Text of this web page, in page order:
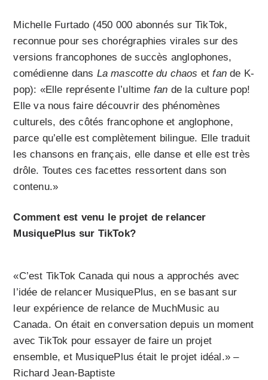
Michelle Furtado (450 000 abonnés sur TikTok,
reconnue pour ses chorégraphies virales sur des
versions francophones de succès anglophones,
comédienne dans La mascotte du chaos etfande K-
pop): «Elle représente l’ultime fan de la culture pop!
Elle va nous faire découvrir des phénomènes
culturels, des côtés francophone et anglophone,
parce qu’elle est complètement bilingue. Elle traduit
les chansons en français, elle danse et elle est très
drôle. Toutes ces facettes ressortent dans son
contenu.»
Comment est venu le projet de relancer
MusiquePlus sur TikTok?
«C’est TikTok Canada qui nous a approchés avec
l’idée de relancer MusiquePlus, en se basant sur
leur expérience de relance de MuchMusic au
Canada. On était en conversation depuis un moment
avec TikTok pour essayer de faire un projet
ensemble, et MusiquePlus était le projet idéal.» –
Richard Jean-Baptiste